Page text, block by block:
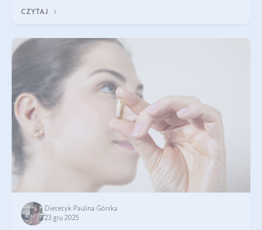
CZYTAJ
Dietetyk Paulina Górska
23 gru 2025